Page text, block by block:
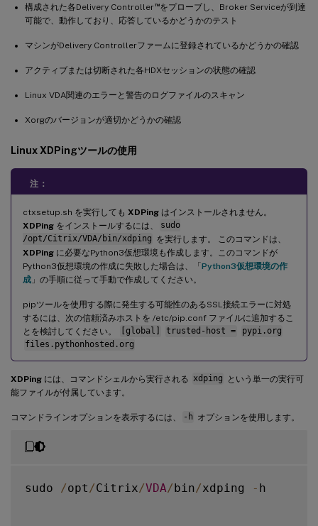
構成された各Delivery Controller™をプローブし、Broker Serviceが到達
可能で、動作しており、応答しているかどうかのテスト
マシンがDelivery Controllerファームに登録されているかどうかの確認
アクティブまたは切断された各HDXセッションの状態の確認
Linux VDA関連のエラーと警告のログファイルのスキャン
Xorgのバージョンが適切かどうかの確認
Linux XDPingツールの使用
注：
ctxsetup.sh を実行しても XDPing はインストールされません。
XDPing をインストールするには、
sudo
/opt/Citrix/VDA/bin/xdping を実行します。 このコマンドは、
XDPing に必要なPython3仮想環境も作成します。このコマンドが
Python3仮想環境の作成に失敗した場合は、「Python3仮想環境の作
成 」の手順に従って手動で作成してください。
pipツールを使用する際に発生する可能性のあるSSL接続エラーに対処
するには、次の信頼済みホストを /etc/pip.conf ファイルに追加するこ
とを検討してください。
[global] trusted-host =
pypi.org
files.pythonhosted.org
XDPing には、コマンドシェルから実行される xdping
という単一の実行可
能ファイルが付属しています。
コマンドラインオプションを表示するには、 -h オプションを使用します。
sudo /opt /Citrix/VDA/bin/xdping - h